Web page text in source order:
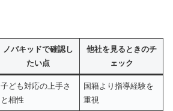
ノバキッドで確認し
たい点
他社を見るときのチ
ェック
子ども対応の上手さ
と相性
国籍より指導経験を
重視